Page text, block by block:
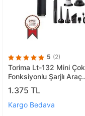
5 (2)
Torima Lt-132 Mini Çok
Fonksiyonlu Şarjlı Araç
Süpürgesi El Süpürgesi
1.375 TL
Kargo Bedava